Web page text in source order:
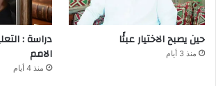
حين يصبح الاختيار عبئًا
منذ 3 أيام
دراسة :
الامم
منذ 4 أيام